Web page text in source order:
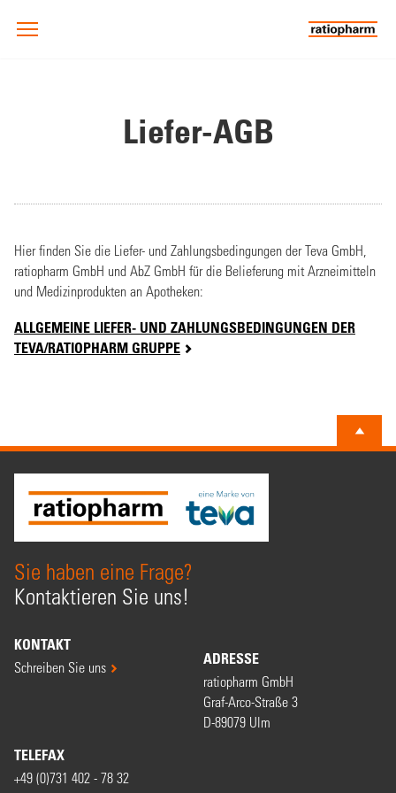
Liefer-AGB
Hier finden Sie die Liefer- und Zahlungsbedingungen der Teva GmbH,
ratiopharm GmbH und AbZ GmbH für die Belieferung mit Arzneimitteln
und Medizinprodukten an Apotheken:
ALLGEMEINE LIEFER- UND ZAHLUNGSBEDINGUNGEN DER
TEVA/RATIOPHARM GRUPPE
Sie haben eine Frage?
Kontaktieren Sie uns!
KONTAKT
Schreiben Sie uns ADRESSE
ratiopharm GmbH
Graf-Arco-Straße 3
D-89079 Ulm
TELEFAX
+49 (0)731 402 - 78 32